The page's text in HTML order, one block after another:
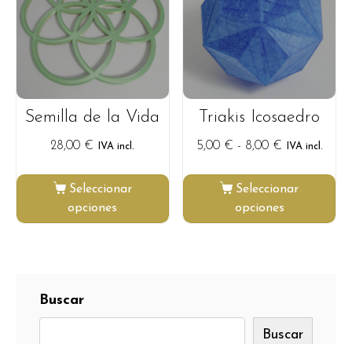
Semilla de la Vida
28,00 € IVA incl.
Seleccionar
opciones
Triakis Icosaedro
5,00 € - 8,00 € IVA incl.
Seleccionar
opciones
Buscar
Buscar